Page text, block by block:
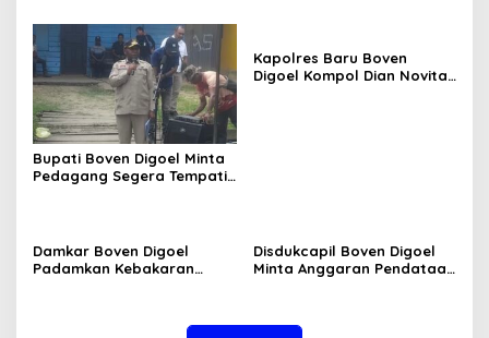
Bupati Boven Digoel Minta
Pedagang Segera Tempati
Kapolres Baru Boven
Digoel Kompol Dian Novita
Damkar Boven Digoel
Padamkan Kebakaran
Disdukcapil Boven Digoel
Minta Anggaran Pendataan